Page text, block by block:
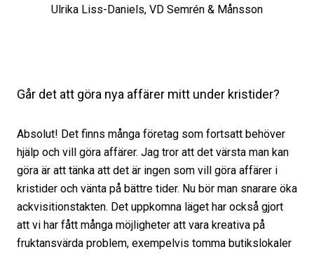
Ulrika Liss-Daniels, VD Semrén & Månsson
Går det att göra nya affärer mitt under kristider?
Absolut! Det finns många företag som fortsatt behöver
hjälp och vill göra affärer. Jag tror att det värsta man kan
göra är att tänka att det är ingen som vill göra affärer i
kristider och vänta på bättre tider. Nu bör man snarare öka
ackvisitionstakten. Det uppkomna läget har också gjort
att vi har fått många möjligheter att vara kreativa på
fruktansvärda problem, exempelvis tomma butikslokaler